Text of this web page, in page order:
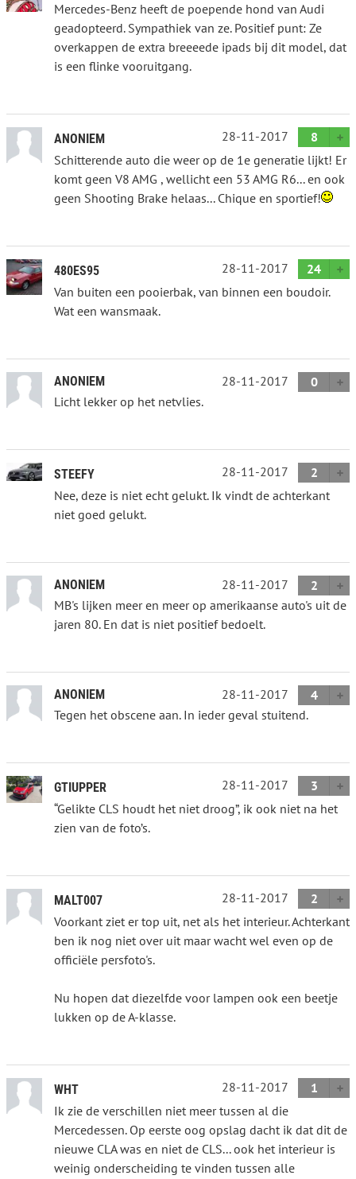
Mercedes-Benz heeft de poepende hond van Audi
geadopteerd. Sympathiek van ze. Positief punt: Ze
overkappen de extra breeeede ipads bij dit model, dat
is een flinke vooruitgang.
ANONIEM 28-11-2017
8
Schitterende auto die weer op de 1e generatie lijkt! Er
komt geen V8 AMG , wellicht een 53 AMG R6... en ook
geen Shooting Brake helaas... Chique en sportief!
480ES95 28-11-2017
24
Van buiten een pooierbak, van binnen een boudoir.
Wat een wansmaak.
ANONIEM 28-11-2017
0
Licht lekker op het netvlies.
STEEFY 28-11-2017
2
Nee, deze is niet echt gelukt. Ik vindt de achterkant
niet goed gelukt.
ANONIEM 28-11-2017
2
MB's lijken meer en meer op amerikaanse auto's uit de
jaren 80. En dat is niet positief bedoelt.
ANONIEM 28-11-2017
4
Tegen het obscene aan. In ieder geval stuitend.
GTIUPPER 28-11-2017
3
“Gelikte CLS houdt het niet droog”, ik ook niet na het
zien van de foto’s.
MALT007 28-11-2017
2
Voorkant ziet er top uit, net als het interieur. Achterkant
ben ik nog niet over uit maar wacht wel even op de
officiële persfoto's.
Nu hopen dat diezelfde voor lampen ook een beetje
lukken op de A-klasse.
WHT 28-11-2017
1
Ik zie de verschillen niet meer tussen al die
Mercedessen. Op eerste oog opslag dacht ik dat dit de
nieuwe CLA was en niet de CLS... ook het interieur is
weinig onderscheiding te vinden tussen alle